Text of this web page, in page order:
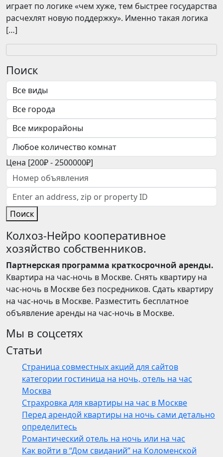
играет по логике «чем хуже, тем быстрее государства
расчехлят новую поддержку». Именно такая логика
[…]
Поиск
Цена [200₽-2500000₽]
Поиск
Колхоз-Нейро кооперативное
хозяйство собственников.
Партнерская программа краткосрочной аренды.
Квартира на час-ночь в Москве. Снять квартиру на
час-ночь в Москве без посредников. Сдать квартиру
на час-ночь в Москве. Разместить бесплатное
объявление аренды на час-ночь в Москве.
Мы в соцсетях
Статьи
Страница совместных акций для сайтов
категории гостиница на ночь, отель на час
Москва
Страхровка для квартиры на час в Москве
Перед арендой квартиры на ночь сами детально
определитесь
Романтический отель на ночь или на час
Как войти в “Дом свиданий” на Коломенской